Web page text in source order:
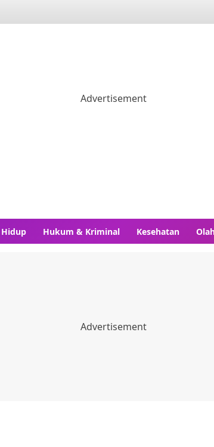
Hidup Hukum & Kriminal Kesehatan